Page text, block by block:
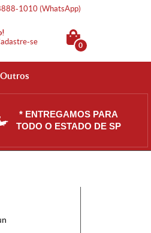
1010 (WhatsApp)
se 0
Outros
* ENTREGAMOS PARA
TODO O ESTADO DE SP